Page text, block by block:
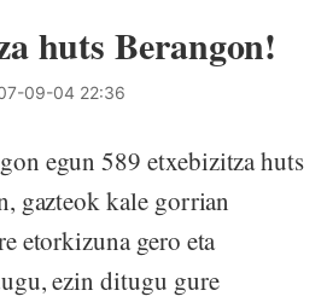
huts Berangon!
09-04 22:36
egun 589 etxebizitza huts
gazteok kale gorrian
etorkizuna gero eta
ezin ditugu gure